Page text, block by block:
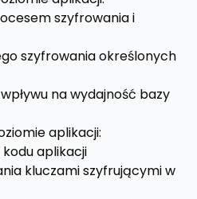
szyfrowania i
szyfrowania określonych
na wydajność bazy
aplikacji:
kodu aplikacji
kluczami szyfrującymi w